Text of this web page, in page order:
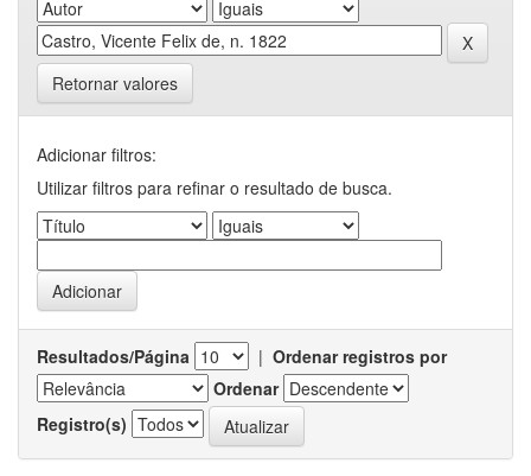
Retornar valores
Adicionar filtros:
Utilizar filtros para refinar o resultado de busca.
Resultados/Página | Ordenar registros por
Ordenar
Registro(s)